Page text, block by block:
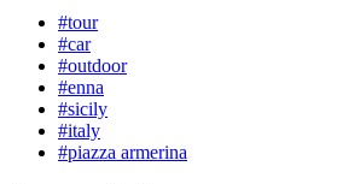
#tour
#car
#outdoor
#enna
#sicily
#italy
#piazza armerina